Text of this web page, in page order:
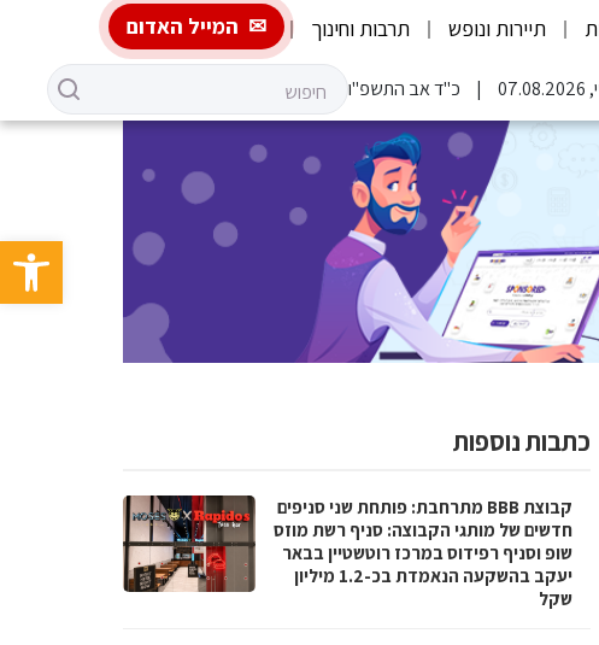
פתח
תיירות ונופש תרבות וחינוך המייל האדום
כ"ד אב התשפ"ו
כתבות נוספות
קבוצת BBB מתרחבת: פותחת שני סניפים
חדשים של מותגי הקבוצה: סניף רשת מוזס
שופ וסניף רפידוס במרכז רוטשטיין בבאר
יעקב בהשקעה הנאמדת בכ-1.2 מיליון
שקל